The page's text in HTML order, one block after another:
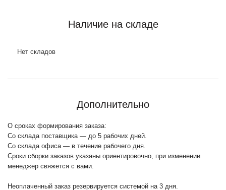
Наличие на складе
Нет складов
Дополнительно
О сроках формирования заказа:
Со склада поставщика — до 5 рабочих дней.
Со склада офиса — в течение рабочего дня.
Сроки сборки заказов указаны ориентировочно, при изменении
менеджер свяжется с вами.
Неоплаченный заказ резервируется системой на 3 дня.